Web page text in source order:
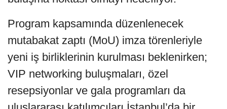
Program kapsamında düzenlenecek
mutabakat zaptı (MoU) imza törenleriyle
yeni iş birliklerinin kurulması beklenirken;
VIP networking buluşmaları, özel
resepsiyonlar ve gala programları da